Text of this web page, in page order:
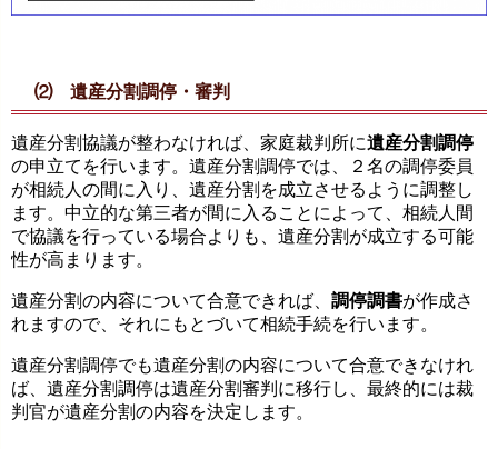
⑵ 遺産分割調停・審判
遺産分割協議が整わなければ、家庭裁判所に遺産分割調停
の申立てを行います。遺産分割調停では、２名の調停委員
が相続人の間に入り、遺産分割を成立させるように調整し
ます。中立的な第三者が間に入ることによって、相続人間
で協議を行っている場合よりも、遺産分割が成立する可能
性が高まります。
遺産分割の内容について合意できれば、 調停調書が作成さ
れますので、それにもとづいて相続手続を行います。
遺産分割調停でも遺産分割の内容について合意できなけれ
ば、遺産分割調停は遺産分割審判に移行し、最終的には裁
判官が遺産分割の内容を決定します。